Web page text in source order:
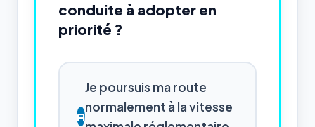
conduite à adopter en
priorité ?
A
Je poursuis ma route
normalement à la vitesse